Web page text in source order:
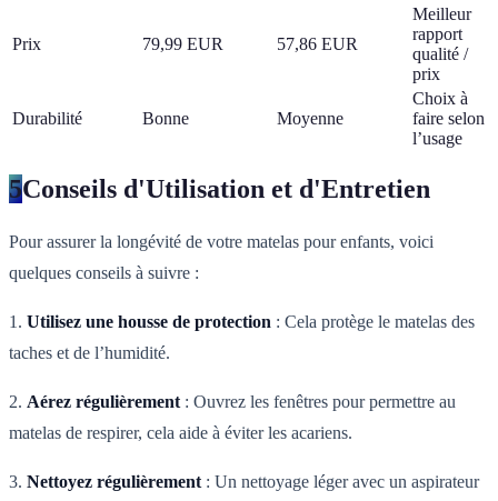
Prix 79,99 EUR 57,86 EUR
Meilleur
rapport
qualité /
prix
Durabilité Bonne Moyenne
Choix à
faire selon
l’usage
5Conseils d'Utilisation et d'Entretien
Pour assurer la longévité de votre matelas pour enfants, voici
quelques conseils à suivre :
1. Utilisez une housse de protection : Cela protège le matelas des
taches et de l’humidité.
2. Aérez régulièrement : Ouvrez les fenêtres pour permettre au
matelas de respirer, cela aide à éviter les acariens.
3. Nettoyez régulièrement : Un nettoyage léger avec un aspirateur